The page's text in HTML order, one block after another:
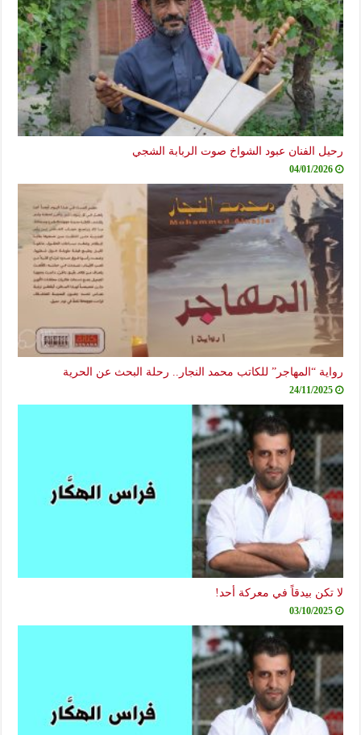
رحيل الفنان عبود الشواخ صوت الربابة الشجي
04/01/2026
رواية “المهاجر” للكاتب محمد النجار.. رحلة البحث عن الحرية
24/11/2025
لا تكن بيدقاً في معركة أحد!
03/10/2025